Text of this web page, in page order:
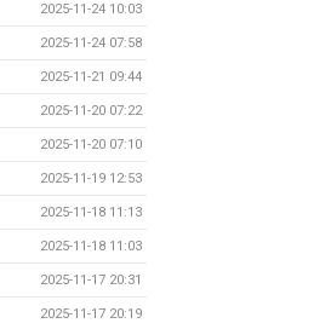
2025-11-24 10:03
2025-11-24 07:58
2025-11-21 09:44
2025-11-20 07:22
2025-11-20 07:10
2025-11-19 12:53
2025-11-18 11:13
2025-11-18 11:03
2025-11-17 20:31
2025-11-17 20:19